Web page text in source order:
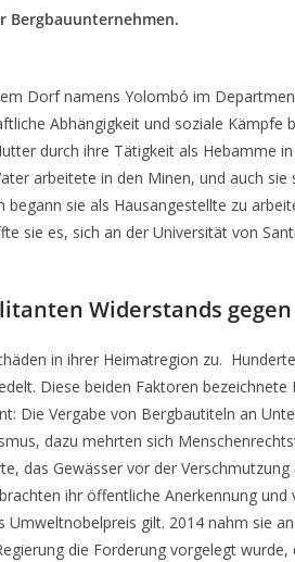
Bergbauunternehmen.
Dorf namens Yolombó im
Abhängigkeit und soziale Kämpfe
durch ihre Tätigkeit als Hebamme
arbeitete in den Minen, und auch
sie als Hausangestellte zu
sie es, sich an der Universität von
Widerstands
in ihrer Heimatregion zu.
Diese beiden Faktoren
Die Vergabe von Bergbautiteln an
dazu mehrten sich
das Gewässer vor der Verschmutzung
ihr öffentliche Anerkennung und
Umweltnobelpreis gilt. 2014 nahm sie
die Forderung vorgelegt wurde,